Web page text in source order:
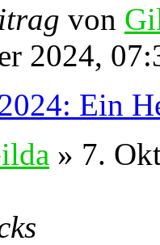
von
2024,
Ein
» 7.